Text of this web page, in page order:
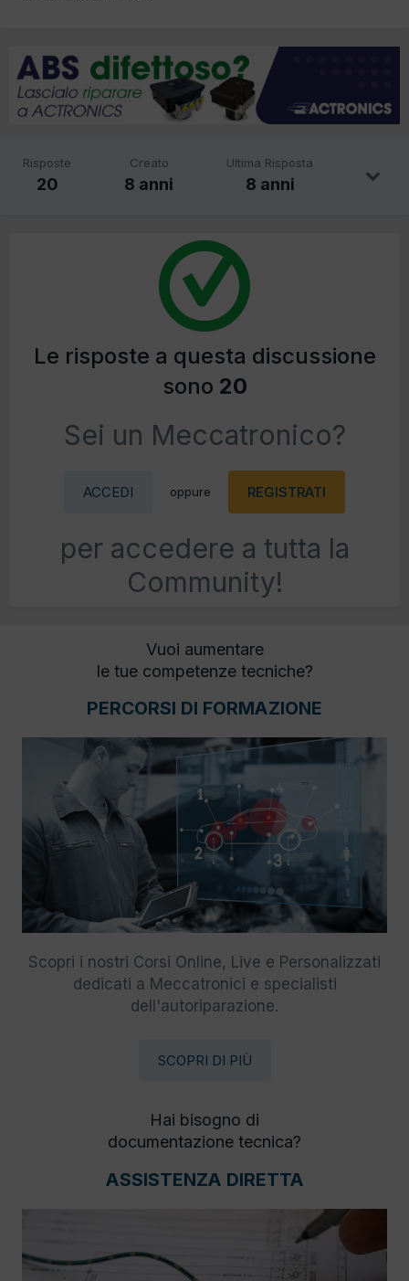
Risposte
20
Creato
8 anni
Ultima Risposta
8 anni
Le risposte a questa discussione
sono 20
Sei un Meccatronico?
ACCEDI oppure REGISTRATI
per accedere a tutta la
Community!
Vuoi aumentare
le tue competenze tecniche?
PERCORSI DI FORMAZIONE
Scopri i nostri Corsi Online, Live e Personalizzati
dedicati a Meccatronici e specialisti
dell'autoriparazione.
SCOPRI DI PIÙ
Hai bisogno di
documentazione tecnica?
ASSISTENZA DIRETTA